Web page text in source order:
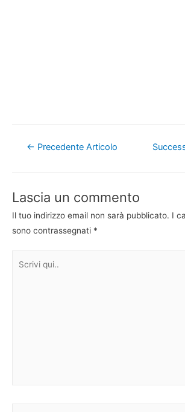
Navigazione
← Precedente Articolo
Lascia un commento
Il tuo indirizzo email non sarà pubblicato. I
sono contrassegnati *